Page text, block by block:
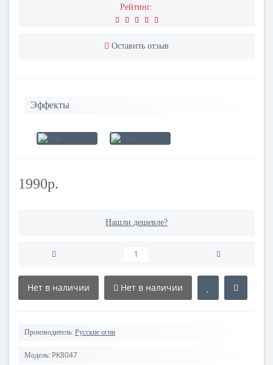
Рейтинг:
Оставить отзыв
Эффекты
1990р.
Нашли дешевле?
Нет в наличии Нет в наличии
Производитель: Русские огни
Модель: PK8047